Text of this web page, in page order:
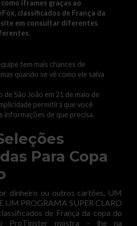
iframes graças ao
classificados de França da
em consultar diferentes
tem mais chances de
quando se vê como ele salva
de São João em 21 de maio de
permitirá que você
informações de que precisa.
Para Copa
dinheiro ou outros cartões, UM
UM PROGRAMA SUPER CLARO
de França da copa do
ProTipster mostra – lhe na